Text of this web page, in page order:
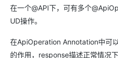
在一个@API下，可有多个
UD操作。
在ApiOperation Annotation中可
的作用，response描述正常情况